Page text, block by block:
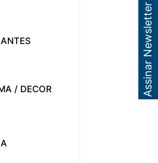
/ DECOR Assinar Newsletter